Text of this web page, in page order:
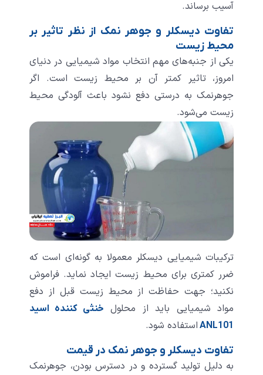
آسیب برساند.
تفاوت دیسکلر و جوهر نمک از نظر تاثیر بر
محیط زیست
یکی از جنبه‌های مهم انتخاب مواد شیمیایی در دنیای
امروز، تاثیر کمتر آن بر محیط زیست است. اگر
جوهرنمک به درستی دفع نشود باعث آلودگی محیط
زیست می‌شود.
ترکیبات شیمیایی دیسکلر معمولا به گونه‌ای است که
ضرر کمتری برای محیط زیست ایجاد نماید. فراموش
نکنید؛ جهت حفاظت از محیط زیست قبل از دفع
مواد شیمیایی باید از محلول خنثی کننده اسید
ANL101 استفاده شود.
تفاوت دیسکلر و جوهر نمک در قیمت
به دلیل تولید گسترده و در دسترس بودن، جوهرنمک